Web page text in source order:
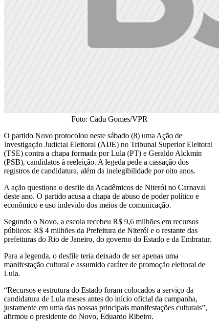
Foto: Cadu Gomes/VPR
O partido Novo protocolou neste sábado (8) uma Ação de
Investigação Judicial Eleitoral (AIJE) no Tribunal Superior Eleitoral
(TSE) contra a chapa formada por Lula (PT) e Geraldo Alckmin
(PSB), candidatos à reeleição. A legeda pede a cassação dos
registros de candidatura, além da inelegibilidade por oito anos.
A ação questiona o desfile da Acadêmicos de Niterói no Carnaval
deste ano. O partido acusa a chapa de abuso de poder político e
econômico e uso indevido dos meios de comunicação.
Segundo o Novo, a escola recebeu R$ 9,6 milhões em recursos
públicos: R$ 4 milhões da Prefeitura de Niterói e o restante das
prefeituras do Rio de Janeiro, do governo do Estado e da Embratur.
Para a legenda, o desfile teria deixado de ser apenas uma
manifestação cultural e assumido caráter de promoção eleitoral de
Lula.
“Recursos e estrutura do Estado foram colocados a serviço da
candidatura de Lula meses antes do início oficial da campanha,
justamente em uma das nossas principais manifestações culturais”,
afirmou o presidente do Novo, Eduardo Ribeiro.